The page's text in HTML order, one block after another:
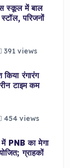
स्कूल में बाल
परिजनों
391 views
रंगारंग
टाइम कम
454 views
PNB का मेगा
ग्राहकों